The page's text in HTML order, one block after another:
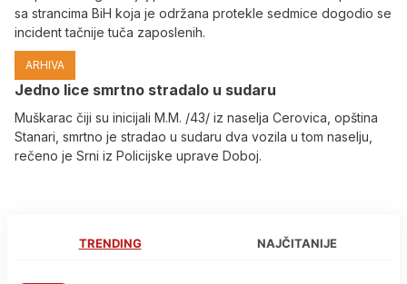
sa strancima BiH koja je održana protekle sedmice dogodio se
incident tačnije tuča zaposlenih.
ARHIVA
Јedno lice smrtno stradalo u sudaru
Muškarac čiji su inicijali M.M. /43/ iz naselja Cerovica, opština
Stanari, smrtno je stradao u sudaru dva vozila u tom naselju,
rečeno je Srni iz Policijske uprave Doboj.
TRENDING NAJČITANIJE